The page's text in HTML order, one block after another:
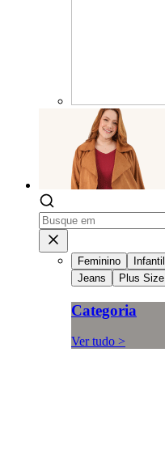
Feminino Infantil
Jeans
Plus Size
Categoria
Ver tudo >